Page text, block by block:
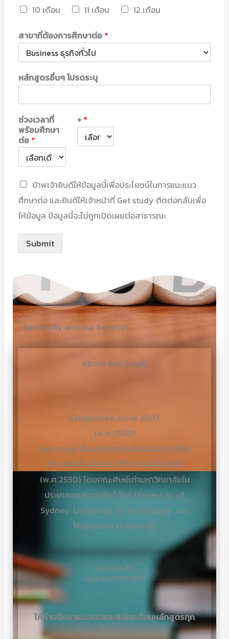
10 เดือน
11 เดือน 12 เดือน
สาขาที่ต้องการศึกษาต่อ *
หลักสูตรอื่นๆ โปรดระบุ
ช่วงเวลาที่
พร้อมศึกษา
ต่อ *
+ *
C
e
c
b
x
ข้าพเจ้ายินดีให้ข้อมูลนี้เพื่อประโยชน์ในการแนะแนว
ศึกษาต่อ และยินดีให้เจ้าหน้าที่ Get study ติดต่อกลับเพื่อ
ให้ข้อมูล ข้อมูลนี้จะไม่ถูกเปิดเผยต่อสาธารณะ
Submit
Get Study and our Services
About Get Study
Established since 2007
(พ.ศ.2550)
Get study เป็นบริษัทจดทะเบียนในนาม บริษัท
เก็ท สตัดดิ แอ๊ดไวซ์ จำกัด ก่อตั้งปี 2007
(พ.ศ.2550) โดยคณะศิษย์เก่ามหาวิทยาลัยใน
ประเทศออสเตรเลีย ได้แก่ University of
Sydney University of Technology และ
Macquarie University
บริการหลัก
ของ GET STUDY
ให้คำปรึกษาแนะแนวและสมัครเรียนหลักสูตรทุก
ระดับชั้นเรียน